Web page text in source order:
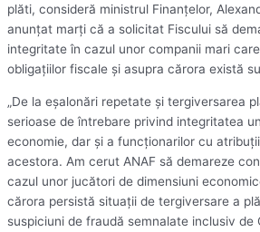
plăti, consideră ministrul Finanţelor,
anunţat marţi că a solicitat Fiscului să
integritate în cazul unor companii mari
obligaţiilor fiscale şi asupra cărora există
„De la eşalonări repetate şi tergiversarea
serioase de întrebare privind integritatea
economie, dar şi a funcţionarilor cu
acestora. Am cerut ANAF să demareze
cazul unor jucători de dimensiuni
cărora persistă situaţii de tergiversare a
suspiciuni de fraudă semnalate inclusiv de